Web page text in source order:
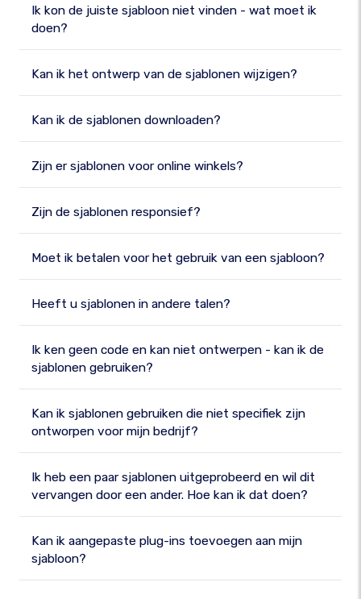
Ik kon de juiste sjabloon niet vinden - wat moet ik
doen?
Kan ik het ontwerp van de sjablonen wijzigen?
Kan ik de sjablonen downloaden?
Zijn er sjablonen voor online winkels?
Zijn de sjablonen responsief?
Moet ik betalen voor het gebruik van een sjabloon?
Heeft u sjablonen in andere talen?
Ik ken geen code en kan niet ontwerpen - kan ik de
sjablonen gebruiken?
Kan ik sjablonen gebruiken die niet specifiek zijn
ontworpen voor mijn bedrijf?
Ik heb een paar sjablonen uitgeprobeerd en wil dit
vervangen door een ander. Hoe kan ik dat doen?
Kan ik aangepaste plug-ins toevoegen aan mijn
sjabloon?